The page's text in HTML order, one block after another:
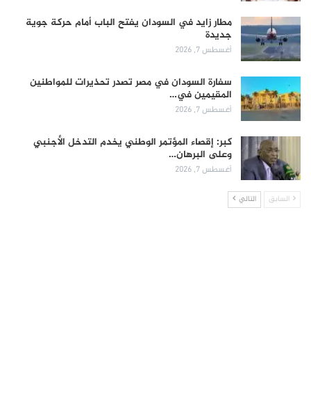
مطار زايد في السودان يفتح الباب أمام حركة جوية
جديدة
أغسطس 7, 2026
سفارة السودان في مصر تصدر تحذيرات للمواطنين
المقيمين في…
أغسطس 7, 2026
كبر: إقصاء المؤتمر الوطني يخدم التدخل الأجنبي
وعلى البرهان…
أغسطس 7, 2026
السابق التالي